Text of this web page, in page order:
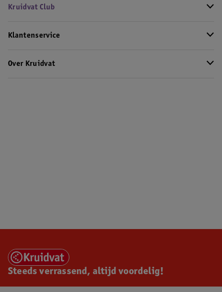
Kruidvat Club
Klantenservice
Over Kruidvat
Steeds verrassend, altijd voordelig!